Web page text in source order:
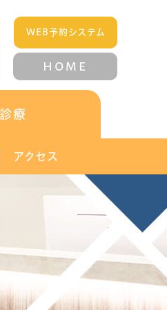
HOME
WEB予約システム
療
アクセス